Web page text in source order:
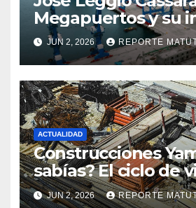
Megapuertos y su
el turismo y el
global
JUN 2, 2026 REPORTE
ACTUALIDAD
Construcciones
sabías? El ciclo de
materiales de
JUN 2, 2026 REPORTE